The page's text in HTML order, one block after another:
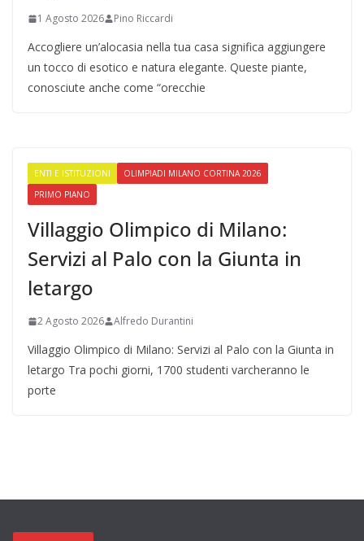
1 Agosto 2026 Pino Riccardi
Accogliere un’alocasia nella tua casa significa aggiungere
un tocco di esotico e natura elegante. Queste piante,
conosciute anche come “orecchie
ENTI E ISTITUZIONI
OLIMPIADI MILANO CORTINA 2026
PRIMO PIANO
Villaggio Olimpico di Milano:
Servizi al Palo con la Giunta in
letargo
2 Agosto 2026 Alfredo Durantini
Villaggio Olimpico di Milano: Servizi al Palo con la Giunta in
letargo Tra pochi giorni, 1700 studenti varcheranno le
porte